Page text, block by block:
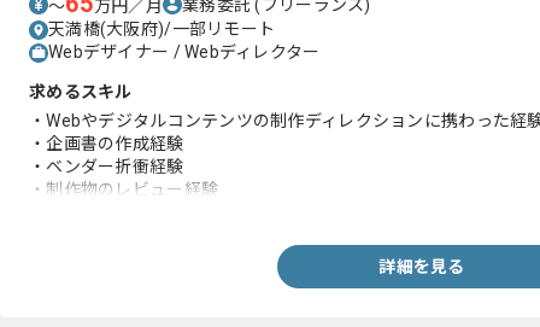
〜 万円／月 業務委託(フリーランス)
天満橋(大阪府)/一部リモート
Webデザイナー / Webディレクター
求めるスキル
・Webやデジタルコンテンツの制作ディレクションに携わった経
・企画書の作成経験
・ベンダー折衝経験
・制作物のレビュー経験
詳細を見る